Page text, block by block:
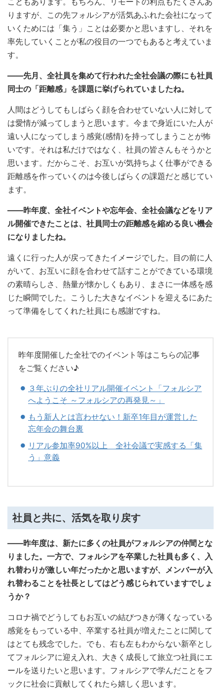
りますが、この先フォルシアが活気あふれた会社になって
いくためには「集う」ことは必要かと思いますし、それを
率先していくことが私の役目の一つでもあると考えていま
す。
――先月、全社員を集めて行われた全社会議の際にも社員
同士の「距離感」を課題に挙げられていましたね。
人間はどうしてもしばらく顔を合わせていない人に対して
は愛情が減ってしまうと思います。今まで身近にいた人が
遠い人になってしまう感覚(感情)を持ってしまうことが怖
いです。それは私だけではなく、社員の皆さんもそうかと
思います。だからこそ、お互いが気持ちよく仕事ができる
距離感を作っていくのは今後しばらくの課題だと感じてい
ます。
――昨年度、全社イベントや忘年会、全社会議などをリア
ル開催できたことは、社員同士の距離感を縮める良い機会
になりましたね。
遠くに行った人が戻ってきたイメージでした。目の前に人
がいて、お互いに顔を合わせて話すことができている環境
の素晴らしさ、熱量が懐かしくもあり、まさに一体感を感
じた瞬間でした。こうした大きなイベントを迎えるにあた
って準備をしてくれた社員にも感謝ですね。
昨年度開催した全社でのイベント等はこちらの記事
をご覧ください♪
３年ぶりの全社リアル開催イベント「フォルシア
へようこそ ～フォルシアの再発見～」
もう新人とは言わせない！新卒1年目が運営した
忘年会の舞台裏
リアル参加率90%以上 全社会議で実感する「集
う」意義
社員と共に、活気を取り戻す
――昨年度は、新たに多くの社員がフォルシアの仲間とな
りました。一方で、フォルシアを卒業した社員も多く、入
れ替わりが激しい年だったかと思いますが、メンバーが入
れ替わることを社長としてはどう感じられていますでしょ
うか？
コロナ禍でどうしてもお互いの結びつきが薄くなっている
感覚をもっている中、卒業する社員が増えたことに関して
はとても残念でした。でも、右も左もわからない新卒とし
てフォルシアに迎え入れ、大きく成長して旅立つ社員にエ
ールを送りたいと思います。フォルシアで学んだことをフ
ックに社会に貢献してくれたら嬉しく思います。